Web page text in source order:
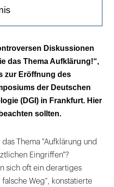
auf!
eine Steilvorlage!
nur so gut wie ihre
dokumentiert werden
als Beweis- und
zur
Diskussionen
das Thema Aufklärung!“,
zur Eröffnung des
der Deutschen
(DGI) in Frankfurt. Hier
sollten.
Thema "Aufklärung und
Eingriffen"?
sich oft ein derartiges
falsche Weg“, konstatierte